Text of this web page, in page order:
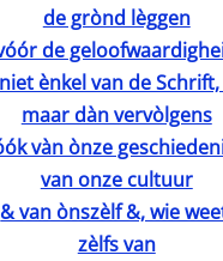
de grònd lèggen
de
niet ènkel van de Schrift,
maar dàn vervòlgens
vàn ònze
van onze cultuur
& van ònszèlf &, wie
zèlfs van